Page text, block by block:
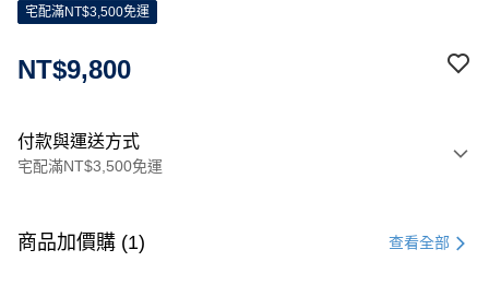
宅配滿NT$3,500免運
NT$9,800
付款與運送方式
宅配滿NT$3,500免運
信用卡一次付款
商品加價購 (1) 查看全部